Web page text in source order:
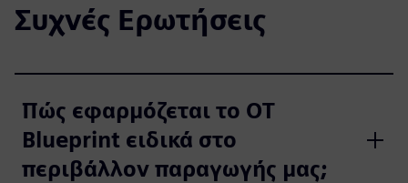
Συχνές Ερωτήσεις
Πώς εφαρμόζεται το OT
Blueprint ειδικά στο
περιβάλλον παραγωγής μας;